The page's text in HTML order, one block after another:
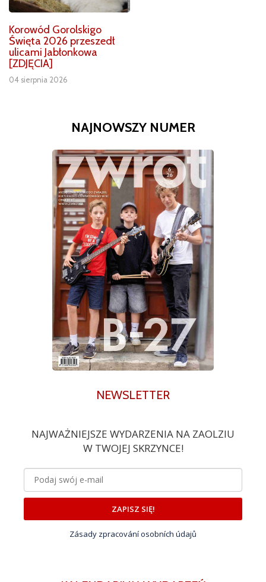
Korowód Gorolskigo
Święta 2026 przeszedł
ulicami Jabłonkowa
[ZDJĘCIA]
04 sierpnia 2026
NAJNOWSZY NUMER
NEWSLETTER
NAJWAŻNIEJSZE WYDARZENIA NA ZAOLZIU
W TWOJEJ SKRZYNCE!
ZAPISZ SIĘ!
Zásady zpracování osobních údajů